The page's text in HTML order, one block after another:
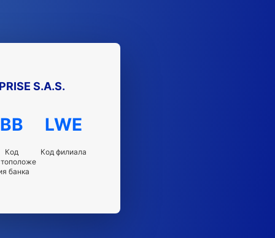
S.A.S.
BB
Код
банка
LWE
Код филиала